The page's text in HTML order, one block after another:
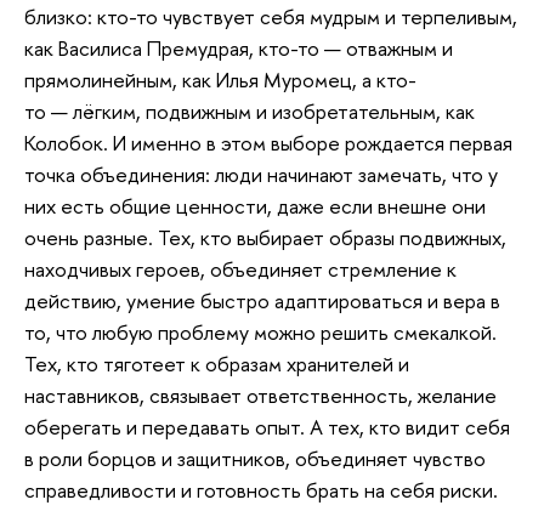
близко: кто-то чувствует себя мудрым и терпеливым,
как Василиса Премудрая, кто-то — отважным и
прямолинейным, как Илья Муромец, а кто-
то — лёгким, подвижным и изобретательным, как
Колобок. И именно в этом выборе рождается первая
точка объединения: люди начинают замечать, что у
них есть общие ценности, даже если внешне они
очень разные. Тех, кто выбирает образы подвижных,
находчивых героев, объединяет стремление к
действию, умение быстро адаптироваться и вера в
то, что любую проблему можно решить смекалкой.
Тех, кто тяготеет к образам хранителей и
наставников, связывает ответственность, желание
оберегать и передавать опыт. А тех, кто видит себя
в роли борцов и защитников, объединяет чувство
справедливости и готовность брать на себя риски.